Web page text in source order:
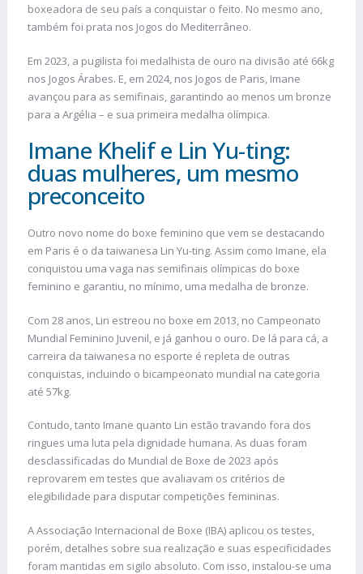
boxeadora de seu país a conquistar o feito. No mesmo ano,
também foi prata nos Jogos do Mediterrâneo.
Em 2023, a pugilista foi medalhista de ouro na divisão até 66kg
nos Jogos Árabes. E, em 2024, nos Jogos de Paris, Imane
avançou para as semifinais, garantindo ao menos um bronze
para a Argélia – e sua primeira medalha olímpica.
Imane Khelif e Lin Yu-ting:
duas mulheres, um mesmo
preconceito
Outro novo nome do boxe feminino que vem se destacando
em Paris é o da taiwanesa Lin Yu-ting. Assim como Imane, ela
conquistou uma vaga nas semifinais olímpicas do boxe
feminino e garantiu, no mínimo, uma medalha de bronze.
Com 28 anos, Lin estreou no boxe em 2013, no Campeonato
Mundial Feminino Juvenil, e já ganhou o ouro. De lá para cá, a
carreira da taiwanesa no esporte é repleta de outras
conquistas, incluindo o bicampeonato mundial na categoria
até 57kg.
Contudo, tanto Imane quanto Lin estão travando fora dos
ringues uma luta pela dignidade humana. As duas foram
desclassificadas do Mundial de Boxe de 2023 após
reprovarem em testes que avaliavam os critérios de
elegibilidade para disputar competições femininas.
A Associação Internacional de Boxe (IBA) aplicou os testes,
porém, detalhes sobre sua realização e suas especificidades
foram mantidas em sigilo absoluto. Com isso, instalou-se uma